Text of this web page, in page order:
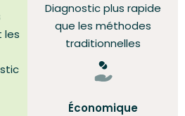
les
Diagnostic plus rapide
que les méthodes
traditionnelles
Économique